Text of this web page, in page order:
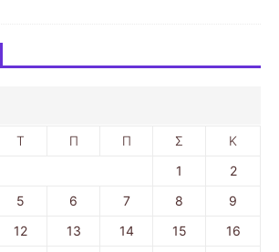
Τ Π Π Σ Κ
1
2
5 6 7 8
9
12 13 14 15
16